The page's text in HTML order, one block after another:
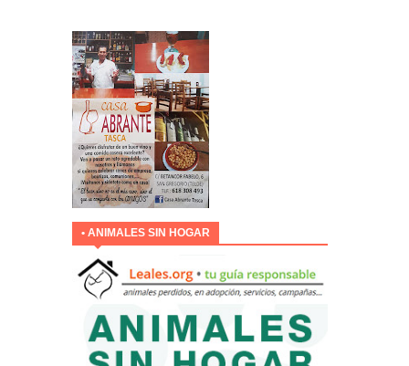
• ANIMALES SIN HOGAR